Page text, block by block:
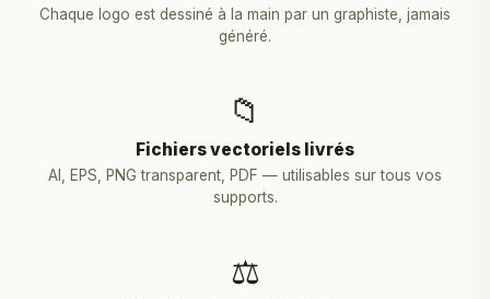
Chaque logo est dessiné à la main par un graphiste, jamais
généré.
📁
Fichiers vectoriels livrés
AI, EPS, PNG transparent, PDF — utilisables sur tous vos
supports.
⚖️